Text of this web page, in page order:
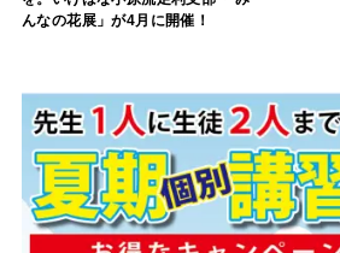
んなの花展」が4月に開催！